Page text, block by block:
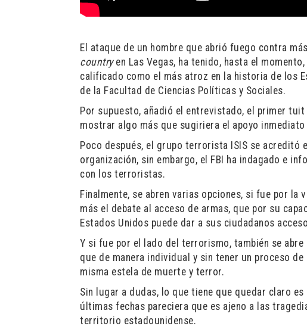
El ataque de un hombre que abrió fuego contra
country en Las Vegas, ha tenido, hasta el
calificado como el más atroz en la historia de los
de la Facultad de Ciencias Políticas y Sociales.
Por supuesto, añadió el entrevistado, el primer
mostrar algo más que sugiriera el apoyo
Poco después, el grupo terrorista ISIS se
organización, sin embargo, el FBI ha indagado e
con los terroristas.
Finalmente, se abren varias opciones, si fue por
más el debate al acceso de armas, que por su
Estados Unidos puede dar a sus ciudadanos
Y si fue por el lado del terrorismo, también se
que de manera individual y sin tener un proceso
misma estela de muerte y terror.
Sin lugar a dudas, lo que tiene que quedar claro
últimas fechas pareciera que es ajeno a las
territorio estadounidense.